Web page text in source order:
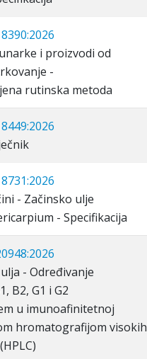
i proizvodi od
-
rutinska metoda
- Začinsko ulje
- Specifikacija
- Određivanje
B2, G1 i G2
u imunoafinitetnoj
hromatografijom visokih